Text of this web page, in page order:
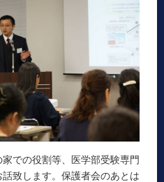
での役割等、医学部受験専門
致します。保護者会のあとは